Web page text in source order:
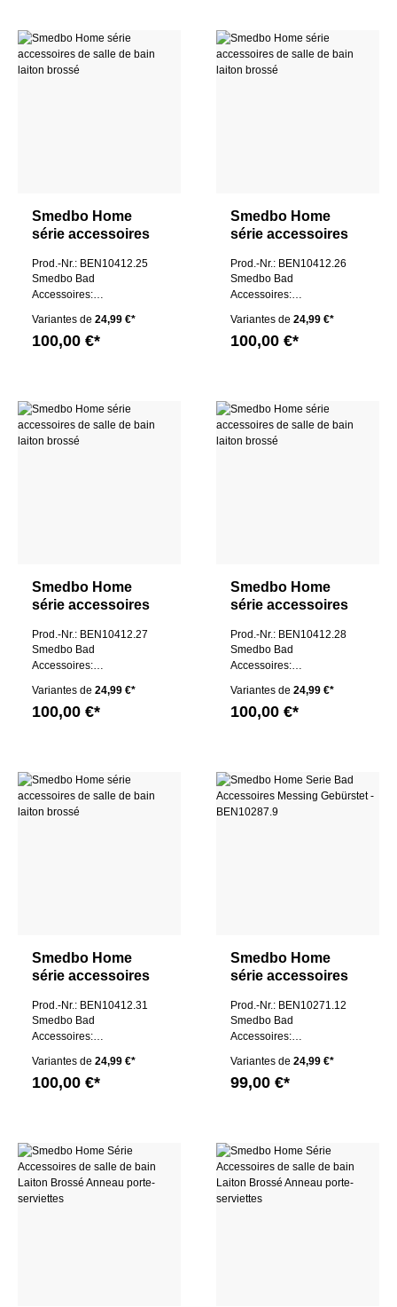
Smedbo Home
série accessoires
laiton brossé
Prod.-Nr.: BEN10412.25
Smedbo Bad
Accessoires:
Handtuchstange
Variantes de 24,99 €*
100,00 €*
Smedbo Home
série accessoires
laiton brossé
Prod.-Nr.: BEN10412.26
Smedbo Bad
Accessoires:
Variantes de 24,99 €*
100,00 €*
Smedbo Home
série accessoires
laiton brossé
Prod.-Nr.: BEN10412.27
Smedbo Bad
Accessoires:
mit Deckel
Variantes de 24,99 €*
100,00 €*
Smedbo Home
série accessoires
laiton brossé
Prod.-Nr.: BEN10412.28
Smedbo Bad
Accessoires:
Variantes de 24,99 €*
100,00 €*
Smedbo Home
série accessoires
laiton brossé
Prod.-Nr.: BEN10412.31
Smedbo Bad
Accessoires:
P
Variantes de 24,99 €*
100,00 €*
Smedbo Home
série accessoires
laiton brossé
Prod.-Nr.: BEN10271.12
Smedbo Bad
Accessoires:
Variantes de 24,99 €*
99,00 €*